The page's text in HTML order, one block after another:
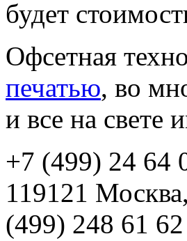
будет
Офсетная
печатью, во
и все на свете
+7 (499) 24 64
119121
(499) 248 61